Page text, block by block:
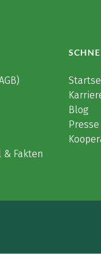
Fakten
Blog
Presse